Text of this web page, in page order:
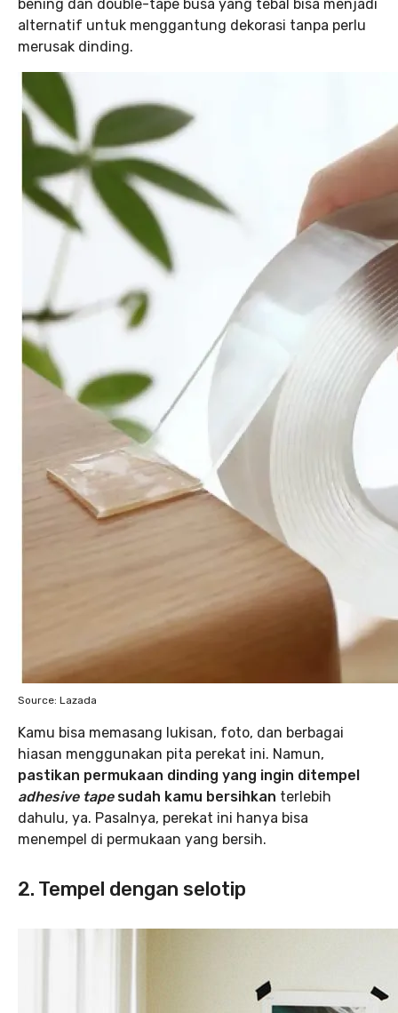
bening dan double-tape busa yang tebal bisa menjadi
alternatif untuk menggantung dekorasi tanpa perlu
merusak dinding.
Source: Lazada
Kamu bisa memasang lukisan, foto, dan berbagai
hiasan menggunakan pita perekat ini. Namun,
pastikan permukaan dinding yang ingin ditempel
adhesive tapesudah kamu bersihkan terlebih
dahulu, ya. Pasalnya, perekat ini hanya bisa
menempel di permukaan yang bersih.
2. Tempel dengan selotip